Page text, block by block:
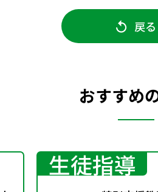
戻る
おすすめ
生徒指導